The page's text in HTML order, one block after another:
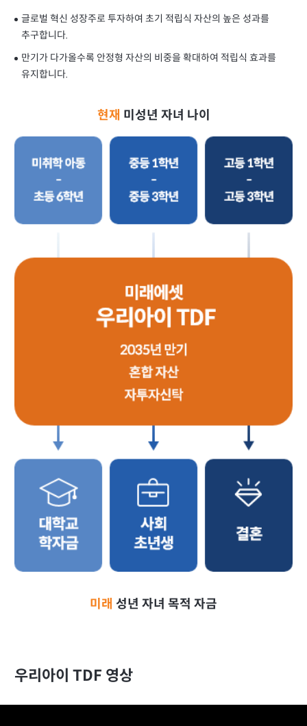
글로벌 혁신 성장주로 투자하여 초기 적립식 자산의 높은 성과를
추구합니다.
만기가 다가올수록 안정형 자산의 비중을 확대하여 적립식 효과를
유지합니다.
현재 미성년 자녀 나이
미래 성년 자녀 목적 자금
우리아이 TDF 영상